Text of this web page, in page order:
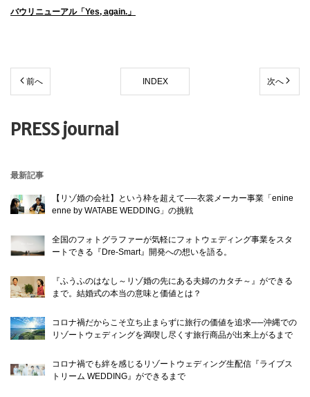
© WATABE WEDDING.
バウリニューアル「Yes, again.」
前へ 次へ
INDEX
PRESS journal
最新記事
【リゾ婚の会社】という枠を超えて──衣裳メーカー事業「enine
enne by WATABE WEDDING」の挑戦
全国のフォトグラファーが気軽にフォトウェディング事業をスタ
ートできる『Dre-Smart』開発への想いを語る。
『ふうふのはなし～リゾ婚の先にある夫婦のカタチ～』ができる
まで。結婚式の本当の意味と価値とは？
コロナ禍だからこそ立ち止まらずに旅行の価値を追求──沖縄での
リゾートウェディングを満喫し尽くす旅行商品が出来上がるまで
コロナ禍でも絆を感じるリゾートウェディング生配信『ライブス
トリーム WEDDING』ができるまで